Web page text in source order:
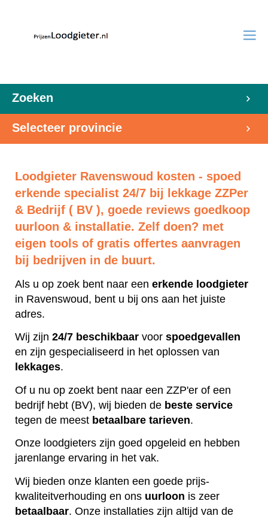
Zoeken
Selecteer provincie
Loodgieter Ravenswoud kosten - spoed
erkende specialist 24/7 bij lekkage ZZPer
& Bedrijf ( BV ), goede reviews goedkoop
uurloon & installatie. Zelf doen? met
eigen tools of gratis offertes aanvragen
bij bedrijven in de buurt.
Als u op zoek bent naar een erkende loodgieter
in Ravenswoud, bent u bij ons aan het juiste
adres.
Wij zijn 24/7 beschikbaar voor spoedgevallen
en zijn gespecialiseerd in het oplossen van
lekkages.
Of u nu op zoekt bent naar een ZZP'er of een
bedrijf hebt (BV), wij bieden de beste service
tegen de meest betaalbare tarieven.
Onze loodgieters zijn goed opgeleid en hebben
jarenlange ervaring in het vak.
Wij bieden onze klanten een goede prijs-
kwaliteitverhouding en ons uurloon is zeer
betaalbaar. Onze installaties zijn altijd van de